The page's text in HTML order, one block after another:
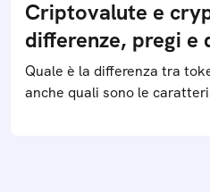
Criptovalute e
differenze, pregi e
Quale è la differenza tra
anche quali sono le